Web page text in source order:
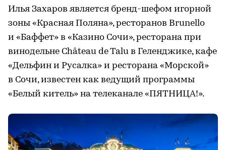
Илья Захаров является бренд-шефом игорной
зоны «Красная Поляна», ресторанов Brunello
и «Баффет» в «Казино Сочи», ресторана при
винодельне Château de Talu в Геленджике, кафе
«Дельфин и Русалка» и ресторана «Морской»
в Сочи, известен как ведущий программы
«Белый китель» на телеканале «ПЯТНИЦА!».